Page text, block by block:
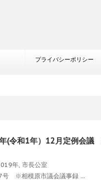
プライバシーポリシー
(令和1年）12月定例会
年, 市長公室
号 ※相模原市議会議事録 ...